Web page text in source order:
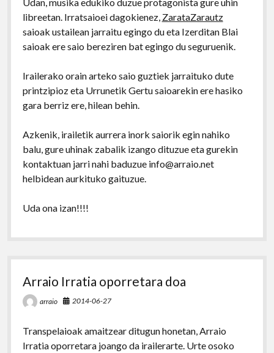
libreetan. Irratsaioei dagokienez, ZarataZarautz
saioak ustailean jarraitu egingo du eta Izerditan Blai
saioak ere saio bereziren bat egingo du seguruenik.
Irailerako orain arteko saio guztiek jarraituko dute
printzipioz eta Urrunetik Gertu saioarekin ere hasiko
gara berriz ere, hilean behin.
Azkenik, irailetik aurrera inork saiorik egin nahiko
balu, gure uhinak zabalik izango dituzue eta gurekin
kontaktuan jarri nahi baduzue info@arraio.net
helbidean aurkituko gaituzue.
Uda ona izan!!!!
Arraio Irratia oporretara doa
arraio 2014-06-27
Transpelaioak amaitzear ditugun honetan, Arraio
Irratia oporretara joango da irailerarte. Urte osoko